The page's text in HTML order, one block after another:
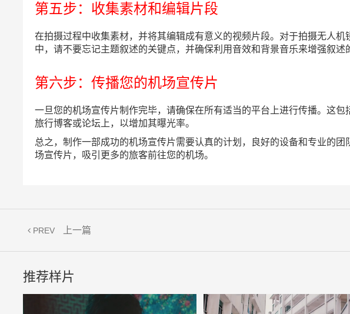
第五步：收集素材和编辑片段
在拍摄过程中收集素材，并将其编辑成有意义的视频片段。对于拍摄无人
中，请不要忘记主题叙述的关键点，并确保利用音效和背景音乐来增强叙述
第六步：传播您的机场宣传片
一旦您的机场宣传片制作完毕，请确保在所有适当的平台上进行传播。这
旅行博客或论坛上，以增加其曝光率。
总之，制作一部成功的机场宣传片需要认真的计划，良好的设备和专业的
场宣传片，吸引更多的旅客前往您的机场。
PREV 上一篇
推荐样片